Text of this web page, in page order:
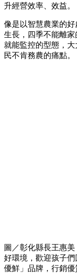
升經營效率、效益。
像是以智慧農業的
生長，四季不能離
就能監控的型態，
民不肯務農的痛點。
圖／彰化縣長王惠
好環境，歡迎孩子
優鮮」品牌，行銷